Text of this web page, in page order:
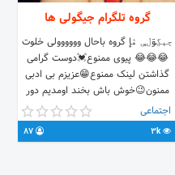
گروه تلگرام جیگولی ها
ڄېڲۊڶې ۿإ گروه باحال وووووولی خلوت
😂😂😂 پیوی ممنوع💓دوست گرامی
گذاشتن لینک ممنوع😁عزیزم بی ادبی
ممنون😉خوش باش بخند اومدیم دور
هم خوش باشیم💏 اینم لینک گروهمون
👇👇
joinchat/C7eViBKuni9H2Wnxl2WkPw
اجتماعی
3k